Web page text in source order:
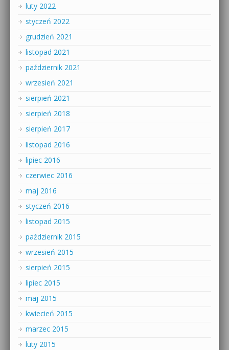
luty 2022
styczeń 2022
grudzień 2021
listopad 2021
październik 2021
wrzesień 2021
sierpień 2021
sierpień 2018
sierpień 2017
listopad 2016
lipiec 2016
czerwiec 2016
maj 2016
styczeń 2016
listopad 2015
październik 2015
wrzesień 2015
sierpień 2015
lipiec 2015
maj 2015
kwiecień 2015
marzec 2015
luty 2015